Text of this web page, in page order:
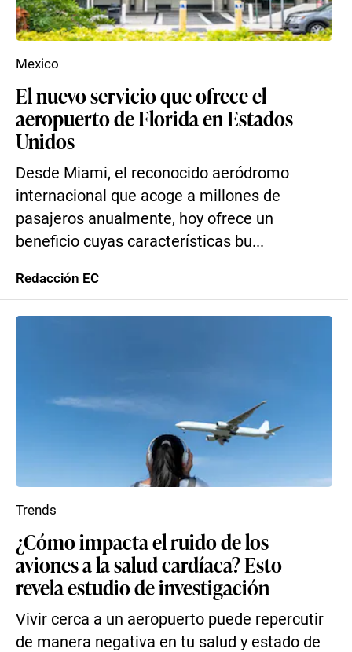
El nuevo servicio que ofrece el
aeropuerto de Florida en Estados
Unidos
Desde Miami, el reconocido aeródromo
internacional que acoge a millones de
pasajeros anualmente, hoy ofrece un
beneficio cuyas características bu...
Mexico
Redacción EC
¿Cómo impacta el ruido de los
aviones a la salud cardíaca? Esto
revela estudio de investigación
Vivir cerca a un aeropuerto puede repercutir
de manera negativa en tu salud y estado de
Trends